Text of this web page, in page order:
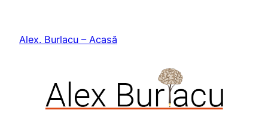
content
Alex. Burlacu – Acasă